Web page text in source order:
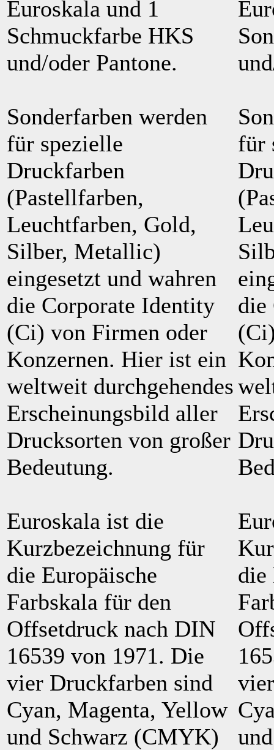
Euroskala und 1
Schmuckfarbe HKS
und/oder Pantone.
Sonderfarben werden
für spezielle
Druckfarben
(Pastellfarben,
Leuchtfarben, Gold,
Silber, Metallic)
eingesetzt und wahren
die Corporate Identity
(Ci) von Firmen oder
Konzernen. Hier ist ein
weltweit durchgehendes
Erscheinungsbild aller
Drucksorten von großer
Bedeutung.
Euroskala ist die
Kurzbezeichnung für
die Europäische
Farbskala für den
Offsetdruck nach DIN
16539 von 1971. Die
vier Druckfarben sind
Cyan, Magenta, Yellow
und Schwarz (CMYK)
für
die
die